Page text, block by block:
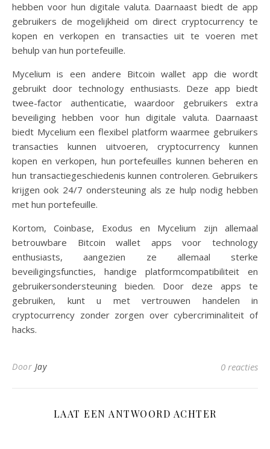
hebben voor hun digitale valuta. Daarnaast biedt de app
gebruikers de mogelijkheid om direct cryptocurrency te
kopen en verkopen en transacties uit te voeren met
behulp van hun portefeuille.
Mycelium is een andere Bitcoin wallet app die wordt
gebruikt door technology enthusiasts. Deze app biedt
twee-factor authenticatie, waardoor gebruikers extra
beveiliging hebben voor hun digitale valuta. Daarnaast
biedt Mycelium een flexibel platform waarmee gebruikers
transacties kunnen uitvoeren, cryptocurrency kunnen
kopen en verkopen, hun portefeuilles kunnen beheren en
hun transactiegeschiedenis kunnen controleren. Gebruikers
krijgen ook 24/7 ondersteuning als ze hulp nodig hebben
met hun portefeuille.
Kortom, Coinbase, Exodus en Mycelium zijn allemaal
betrouwbare Bitcoin wallet apps voor technology
enthusiasts, aangezien ze allemaal sterke
beveiligingsfuncties, handige platformcompatibiliteit en
gebruikersondersteuning bieden. Door deze apps te
gebruiken, kunt u met vertrouwen handelen in
cryptocurrency zonder zorgen over cybercriminaliteit of
hacks.
Door Jay 0 reacties
LAAT EEN ANTWOORD ACHTER